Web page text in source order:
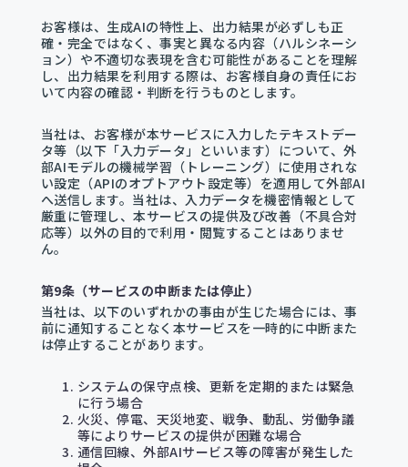
お客様は、生成AIの特性上、出力結果が必ずしも正
確・完全ではなく、事実と異なる内容（ハルシネーシ
ョン）や不適切な表現を含む可能性があることを理解
し、出力結果を利用する際は、お客様自身の責任にお
いて内容の確認・判断を行うものとします。
当社は、お客様が本サービスに入力したテキストデー
タ等（以下「入力データ」といいます）について、外
部AIモデルの機械学習（トレーニング）に使用されな
い設定（APIのオプトアウト設定等）を適用して外部AI
へ送信します。当社は、入力データを機密情報として
厳重に管理し、本サービスの提供及び改善（不具合対
応等）以外の目的で利用・閲覧することはありませ
ん。
第9条（サービスの中断または停止）
当社は、以下のいずれかの事由が生じた場合には、事
前に通知することなく本サービスを一時的に中断また
は停止することがあります。
システムの保守点検、更新を定期的または緊急
に行う場合
火災、停電、天災地変、戦争、動乱、労働争議
等によりサービスの提供が困難な場合
通信回線、外部AIサービス等の障害が発生した